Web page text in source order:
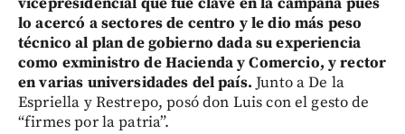
lo acercó a sectores de centro y le dio más peso
técnico al plan de gobierno dada su experiencia
como exministro de Hacienda y Comercio, y rector
en varias universidades del país. Junto a De la
Espriella y Restrepo, posó don Luis con el gesto de
“firmes por la patria”.